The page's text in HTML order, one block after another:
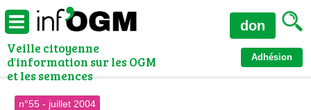
Veille citoyenne
d'information sur les OGM
et les semences
Adhésion
don
n°55 - juillet 2004